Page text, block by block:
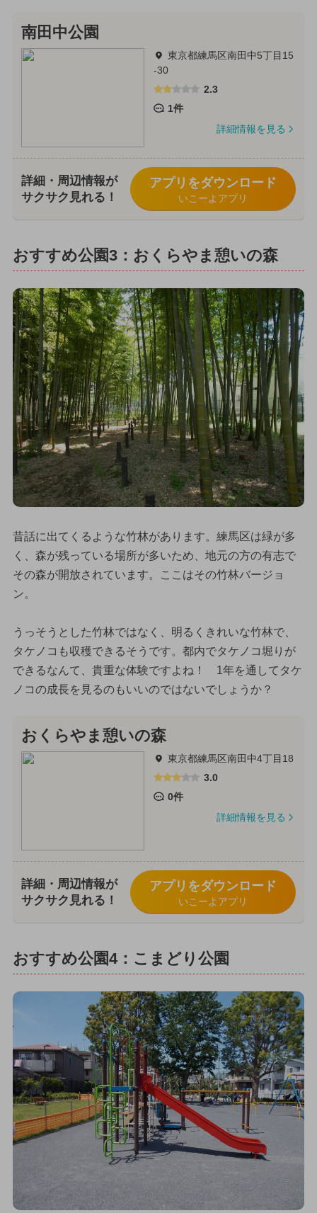
南田中公園
東京都練馬区南田中5丁目15
-30
2.3
1件
詳細情報を見る
詳細・周辺情報が
サクサク見れる！
アプリをダウンロード
いこーよアプリ
おすすめ公園3：おくらやま憩いの森
昔話に出てくるような竹林があります。練馬区は緑が多
く、森が残っている場所が多いため、地元の方の有志で
その森が開放されています。ここはその竹林バージョ
ン。
うっそうとした竹林ではなく、明るくきれいな竹林で、
タケノコも収穫できるそうです。都内でタケノコ堀りが
できるなんて、貴重な体験ですよね！ 1年を通してタケ
ノコの成長を見るのもいいのではないでしょうか？
おくらやま憩いの森
東京都練馬区南田中4丁目18
3.0
0件
詳細情報を見る
詳細・周辺情報が
サクサク見れる！
アプリをダウンロード
いこーよアプリ
おすすめ公園4：こまどり公園